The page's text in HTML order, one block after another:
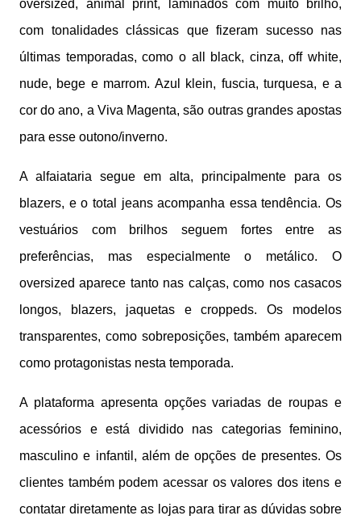
oversized, animal print, laminados com muito brilho,
com tonalidades clássicas que fizeram sucesso nas
últimas temporadas, como o all black, cinza, off white,
nude, bege e marrom. Azul klein, fuscia, turquesa, e a
cor do ano, a Viva Magenta, são outras grandes apostas
para esse outono/inverno.
A alfaiataria segue em alta, principalmente para os
blazers, e o total jeans acompanha essa tendência. Os
vestuários com brilhos seguem fortes entre as
preferências, mas especialmente o metálico. O
oversized aparece tanto nas calças, como nos casacos
longos, blazers, jaquetas e croppeds. Os modelos
transparentes, como sobreposições, também aparecem
como protagonistas nesta temporada.
A plataforma apresenta opções variadas de roupas e
acessórios e está dividido nas categorias feminino,
masculino e infantil, além de opções de presentes. Os
clientes também podem acessar os valores dos itens e
contatar diretamente as lojas para tirar as dúvidas sobre